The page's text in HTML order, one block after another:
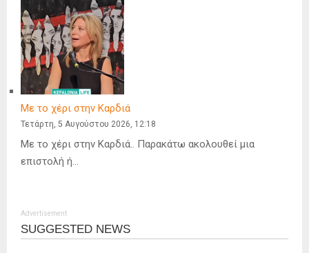
Με το χέρι στην Καρδιά
Τετάρτη, 5 Αυγούστου 2026, 12:18
Με το χέρι στην Καρδιά.. Παρακάτω ακολουθεί μια
επιστολή ή…
Advertisement